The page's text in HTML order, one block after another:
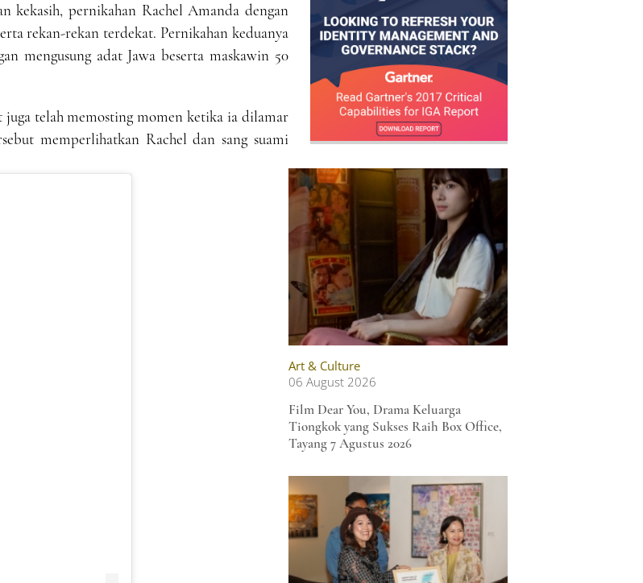
kekasih, pernikahan Rachel Amanda dengan
rekan-rekan terdekat. Pernikahan keduanya
mengusung adat Jawa beserta maskawin 50
telah memosting momen ketika ia dilamar
memperlihatkan Rachel dan sang suami
Art & Culture
06 August 2026
Film Dear You, Drama Keluarga
Tiongkok yang Sukses Raih Box Office,
Tayang 7 Agustus 2026